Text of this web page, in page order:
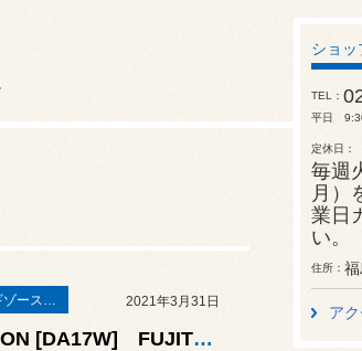
マフラー エギゾーストシステム エキゾーストマニホールド 2021年3月31日
◆SUZUKI EVERY WAGON [DA17W] FUJITSUBO マフラー交換◆
ショッ
TEL
平日
定休日
毎週
月）
業日
い。
住所
ア